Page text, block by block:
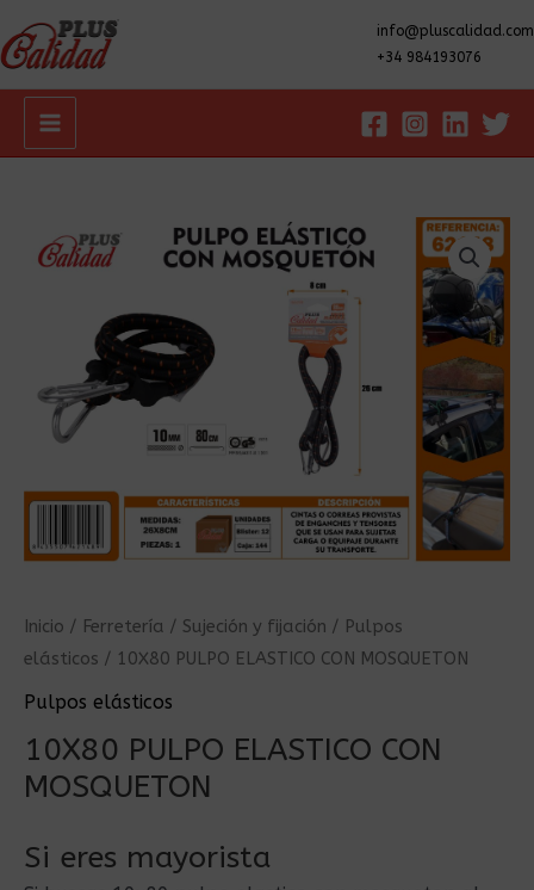
info@pluscalidad.com
+34 984193076
Main
Inicio / Ferretería / Sujeción y fijación / Pulpos
elásticos / 10X80 PULPO ELASTICO CON MOSQUETON
Pulpos elásticos
10X80 PULPO ELASTICO CON
MOSQUETON
Si eres mayorista